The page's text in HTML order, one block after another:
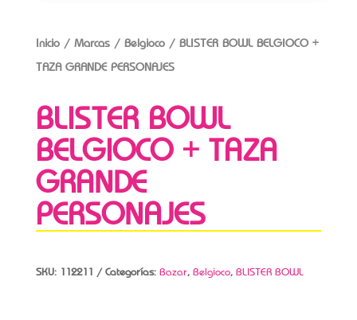
Inicio/ Marcas/ Belgioco/ BLISTER BOWL BELGIOCO +
TAZA GRANDE PERSONAJES
BLISTER BOWL
BELGIOCO + TAZA
GRANDE
PERSONAJES
SKU: 112211 Categorías: Bazar, Belgioco, BLISTER BOWL